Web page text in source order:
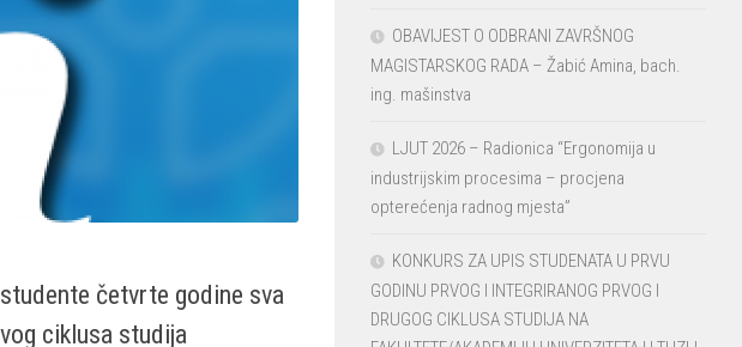
četvrte godine sva
ciklusa studija
OBAVIJEST O ODBRANI ZAVRŠNOG
MAGISTARSKOG RADA – Žabić Amina, bach.
ing. mašinstva
LJUT 2026 – Radionica “Ergonomija u
industrijskim procesima – procjena
opterećenja radnog mjesta”
KONKURS ZA UPIS STUDENATA U PRVU
GODINU PRVOG I INTEGRIRANOG PRVOG I
DRUGOG CIKLUSA STUDIJA NA